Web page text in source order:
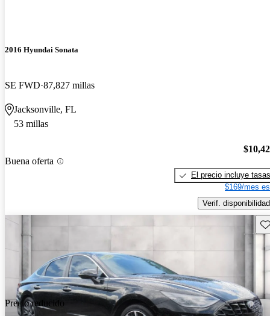
2016 Hyundai Sonata
SE FWD 87,827 millas
Jacksonville, FL
53 millas
Buena oferta
El precio incluye tasas
$169/mes
Verif. disponibilidad
Precio reducido